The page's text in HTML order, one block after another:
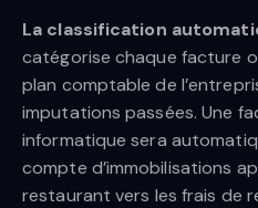
La classification
catégorise chaque facture
plan comptable de
imputations passées. Une
informatique sera
compte d’immobilisations
restaurant vers les frais de